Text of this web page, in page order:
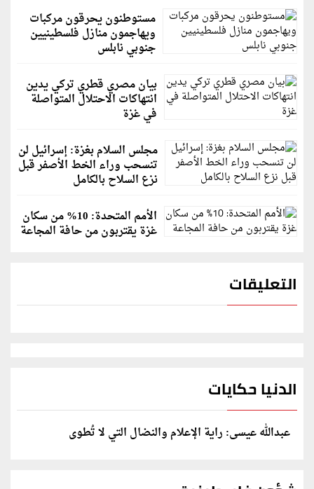
مستوطنون يحرقون مركبات
ويهاجمون منازل فلسطينيين
جنوبي نابلس
بيان مصري قطري تركي يدين
انتهاكات الاحتلال المتواصلة
في غزة
مجلس السلام بغزة: إسرائيل لن
تنسحب وراء الخط الأصفر قبل
نزع السلاح بالكامل
الأمم المتحدة: 10% من سكان
غزة يقتربون من حافة المجاعة
التعليقات
الدنيا حكايات
عبدالله عيسى: راية الإعلام والنضال التي لا تُطوى